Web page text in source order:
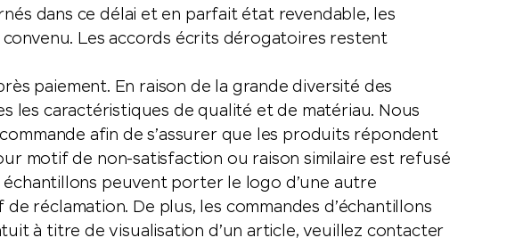
dans ce délai et en parfait état revendable, les
Les accords écrits dérogatoires restent
paiement. En raison de la grande diversité des
caractéristiques de qualité et de matériau. Nous
afin de s’assurer que les produits répondent
motif de non-satisfaction ou raison similaire est refusé
peuvent porter le logo d’une autre
réclamation. De plus, les commandes d’échantillons
à titre de visualisation d’un article, veuillez contacter